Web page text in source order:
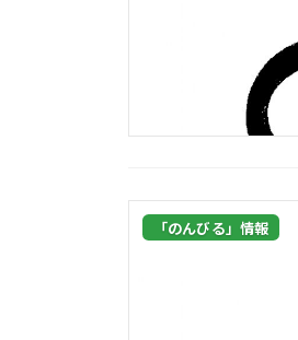
「のんびる」情報